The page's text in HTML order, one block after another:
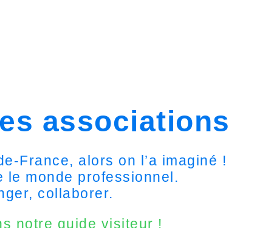
associations
France, alors on l’a imaginé !
le monde professionnel.
collaborer.
notre guide visiteur !